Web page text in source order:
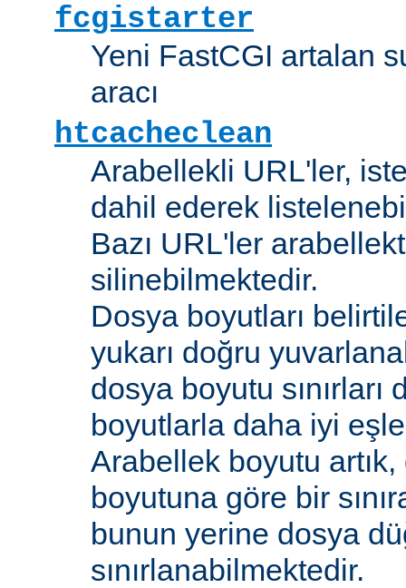
fcgistarter
Yeni FastCGI artalan
aracı
htcacheclean
Arabellekli URL'ler,
dahil ederek
Bazı URL'ler
silinebilmektedir.
Dosya boyutları
yukarı doğru
dosya boyutu sınırları
boyutlarla daha iyi
Arabellek boyutu
boyutuna göre bir
bunun yerine dosya
sınırlanabilmektedir.